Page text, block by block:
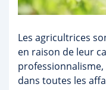
Les agricultrices
en raison de leur
dans toutes les